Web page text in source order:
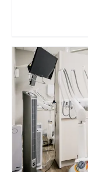
skuteczne
zminimalizować to
spokój ducha.